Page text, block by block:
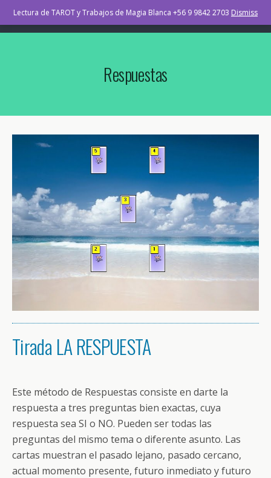
TAROT Osorno Chile
Respuestas
Tirada LA RESPUESTA
Este método de Respuestas consiste en darte la
respuesta a tres preguntas bien exactas, cuya
respuesta sea SI o NO. Pueden ser todas las
preguntas del mismo tema o diferente asunto. Las
cartas muestran el pasado lejano, pasado cercano,
actual momento presente, futuro inmediato y futuro
Lectura de TAROT y Trabajos de Magia Blanca +56 9 9842 2703 Dismiss